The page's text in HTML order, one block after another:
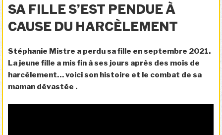
LE
SA FILLE S’EST PENDUE À
CAUSE DU HARCÈLEMENT
Stéphanie Mistre a perdu sa fille en septembre 2021.
La jeune fille a mis fin à ses jours après des mois de
harcèlement… voici son histoire et le combat de sa
maman dévastée .